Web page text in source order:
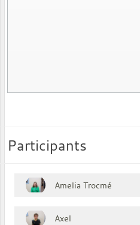
Participants
Amelia Trocmé
Axel